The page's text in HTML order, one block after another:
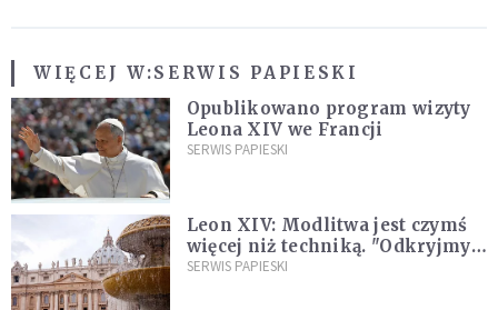
WIĘCEJ W:SERWIS PAPIESKI
Opublikowano program wizyty
Leona XIV we Francji
SERWIS PAPIESKI
Leon XIV: Modlitwa jest czymś
więcej niż techniką. "Odkryjmy
ją na nowo"
SERWIS PAPIESKI